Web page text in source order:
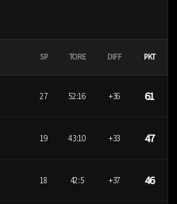
SP TORE DIFF PKT
27 52:16 +36 61
19 43:10 +33 47
18 42:5 +37 46